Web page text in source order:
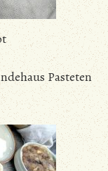
Pasteten